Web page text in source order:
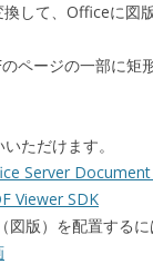
して、Officeに図
ページの一部に矩
ただけます。
Server
Viewer SDK
版）を配置するに